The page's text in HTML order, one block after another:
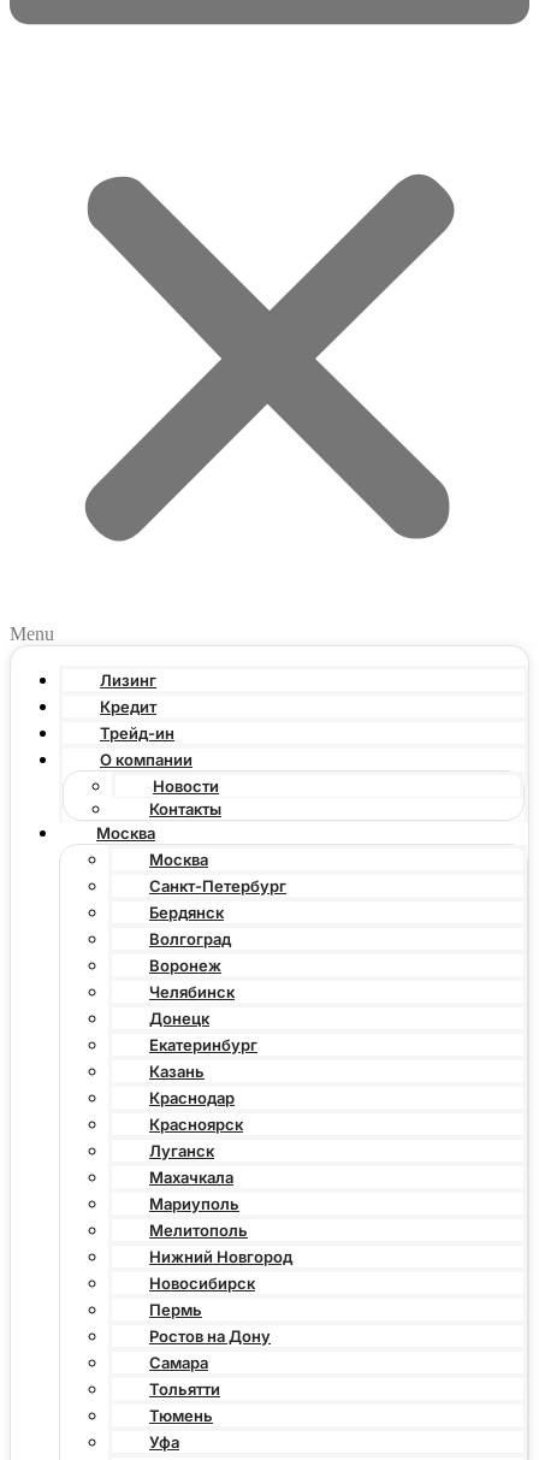
Menu
Лизинг
Кредит
Трейд-ин
О компании
Новости
Контакты
Москва
Москва
Санкт-Петербург
Бердянск
Волгоград
Воронеж
Челябинск
Донецк
Екатеринбург
Казань
Краснодар
Красноярск
Луганск
Махачкала
Мариуполь
Мелитополь
Нижний Новгород
Новосибирск
Пермь
Ростов на Дону
Самара
Тольятти
Тюмень
Уфа